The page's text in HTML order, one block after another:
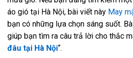
áo gió tại Hà Nội, bài viết này May
bạn có những lựa chọn sáng suốt.
giúp bạn tìm ra câu trả lời cho thắc
đâu tại Hà Nội“.